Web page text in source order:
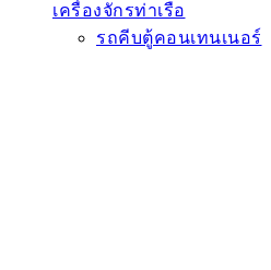
เครื่องจักรท่าเรือ
รถคีบตู้คอนเทนเนอร์